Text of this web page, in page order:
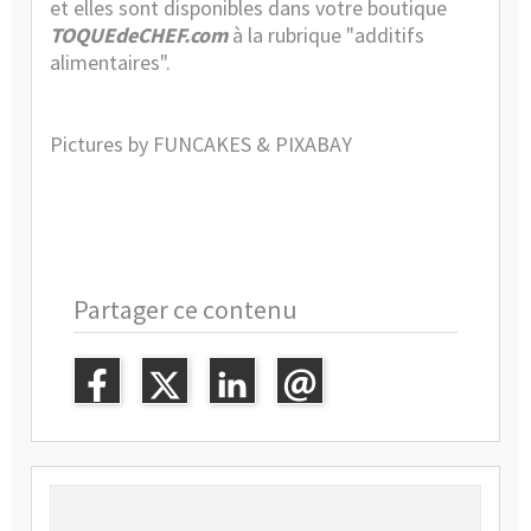
et elles sont disponibles dans votre boutique
TOQUEdeCHEF.comà la rubrique "additifs
alimentaires".
Pictures by FUNCAKES & PIXABAY
Partager ce contenu